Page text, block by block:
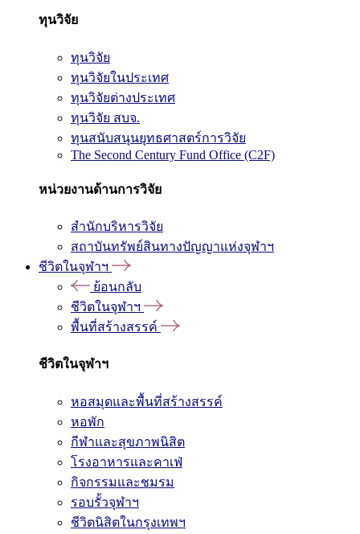
ทุนวิจัย
ทุนวิจัย
ทุนวิจัยในประเทศ
ทุนวิจัยต่างประเทศ
ทุนวิจัย สบจ.
ทุนสนับสนุนยุทธศาสตร์การวิจัย
The Second Century Fund Office (C2F)
หน่วยงานด้านการวิจัย
สำนักบริหารวิจัย
สถาบันทรัพย์สินทางปัญญาแห่งจุฬาฯ
ชีวิตในจุฬาฯ
ย้อนกลับ
ชีวิตในจุฬาฯ
พื้นที่สร้างสรรค์
ชีวิตในจุฬาฯ
หอสมุดและพื้นที่สร้างสรรค์
หอพัก
กีฬาและสุขภาพนิสิต
โรงอาหารและคาเฟ่
กิจกรรมและชมรม
รอบรั้วจุฬาฯ
ชีวิตนิสิตในกรุงเทพฯ